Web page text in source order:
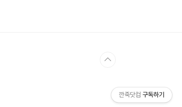
깐죽닷컴 구독하기